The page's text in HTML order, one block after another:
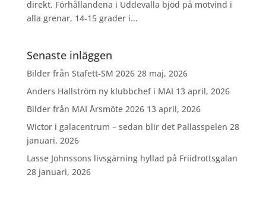
direkt. Förhållandena i Uddevalla bjöd på motvind i
alla grenar, 14-15 grader i...
Senaste inläggen
Bilder från Stafett-SM 2026 28 maj, 2026
Anders Hallström ny klubbchef i MAI 13 april, 2026
Bilder från MAI Årsmöte 2026 13 april, 2026
Wictor i galacentrum – sedan blir det Pallasspelen 28
januari, 2026
Lasse Johnssons livsgärning hyllad på Friidrottsgalan
28 januari, 2026